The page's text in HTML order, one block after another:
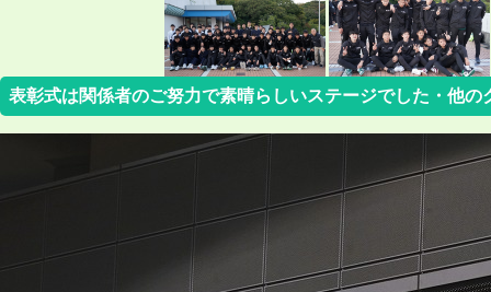
表彰式は関係者のご努力で素晴らしいステージでした・他